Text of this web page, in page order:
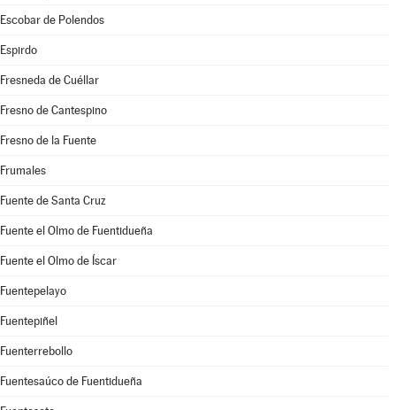
Escobar de Polendos
Espirdo
Fresneda de Cuéllar
Fresno de Cantespino
Fresno de la Fuente
Frumales
Fuente de Santa Cruz
Fuente el Olmo de Fuentidueña
Fuente el Olmo de Íscar
Fuentepelayo
Fuentepiñel
Fuenterrebollo
Fuentesaúco de Fuentidueña